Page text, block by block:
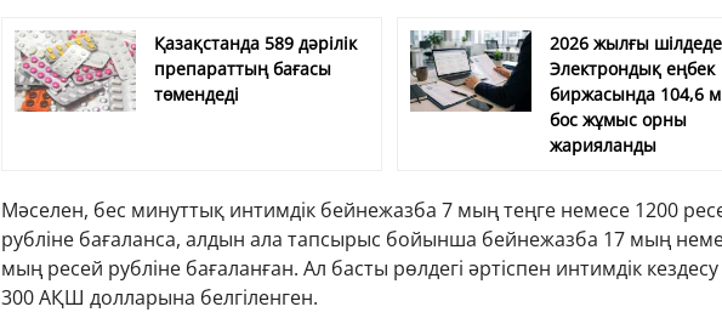
Қазақстанда 589 дәрілік
препараттың бағасы
төмендеді
2026 жылғы шілдеде
Электрондық еңбек
биржасында 104,6
бос жұмыс орны
жарияланды
Мәселен, бес минуттық интимдік бейнежазба 7 мың теңге немесе 1200
рубліне бағаланса, алдын ала тапсырыс бойынша бейнежазба 17 мың
мың ресей рубліне бағаланған. Ал басты рөлдегі әртіспен интимдік
300 АҚШ долларына белгіленген.